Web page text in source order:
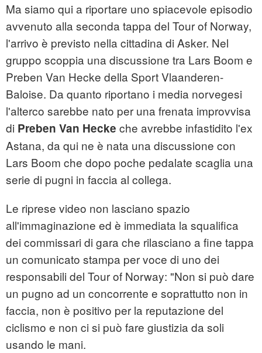
Ma siamo qui a riportare uno spiacevole episodio
avvenuto alla seconda tappa del Tour of Norway,
l'arrivo è previsto nella cittadina di Asker. Nel
gruppo scoppia una discussione tra Lars Boom e
Preben Van Hecke della Sport Vlaanderen-
Baloise. Da quanto riportano i media norvegesi
l'alterco sarebbe nato per una frenata improvvisa
di Preben Van Hecke che avrebbe infastidito l'ex
Astana, da qui ne è nata una discussione con
Lars Boom che dopo poche pedalate scaglia una
serie di pugni in faccia al collega.
Le riprese video non lasciano spazio
all'immaginazione ed è immediata la squalifica
dei commissari di gara che rilasciano a fine tappa
un comunicato stampa per voce di uno dei
responsabili del Tour of Norway: "Non si può dare
un pugno ad un concorrente e soprattutto non in
faccia, non è positivo per la reputazione del
ciclismo e non ci si può fare giustizia da soli
usando le mani.